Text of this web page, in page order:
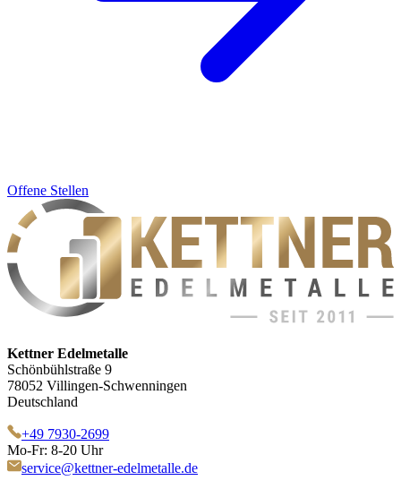
Offene Stellen
Kettner Edelmetalle
Schönbühlstraße 9
78052 Villingen-Schwenningen
Deutschland
+49 7930-2699
Mo-Fr: 8-20 Uhr
service@kettner-edelmetalle.de